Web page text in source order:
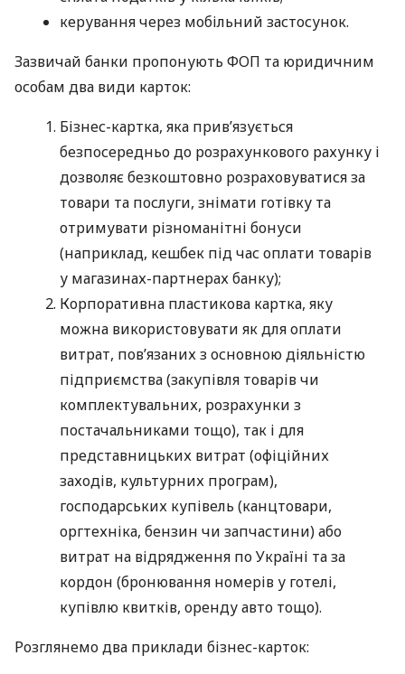
керування через мобільний застосунок.
Зазвичай банки пропонують ФОП та юридичним
особам два види карток:
Бізнес-картка, яка прив’язується
безпосередньо до розрахункового рахунку і
дозволяє безкоштовно розраховуватися за
товари та послуги, знімати готівку та
отримувати різноманітні бонуси
(наприклад, кешбек під час оплати товарів
у магазинах-партнерах банку);
Корпоративна пластикова картка, яку
можна використовувати як для оплати
витрат, пов’язаних з основною діяльністю
підприємства (закупівля товарів чи
комплектувальних, розрахунки з
постачальниками тощо), так і для
представницьких витрат (офіційних
заходів, культурних програм),
господарських купівель (канцтовари,
оргтехніка, бензин чи запчастини) або
витрат на відрядження по Україні та за
кордон (бронювання номерів у готелі,
купівлю квитків, оренду авто тощо).
Розглянемо два приклади бізнес-карток: